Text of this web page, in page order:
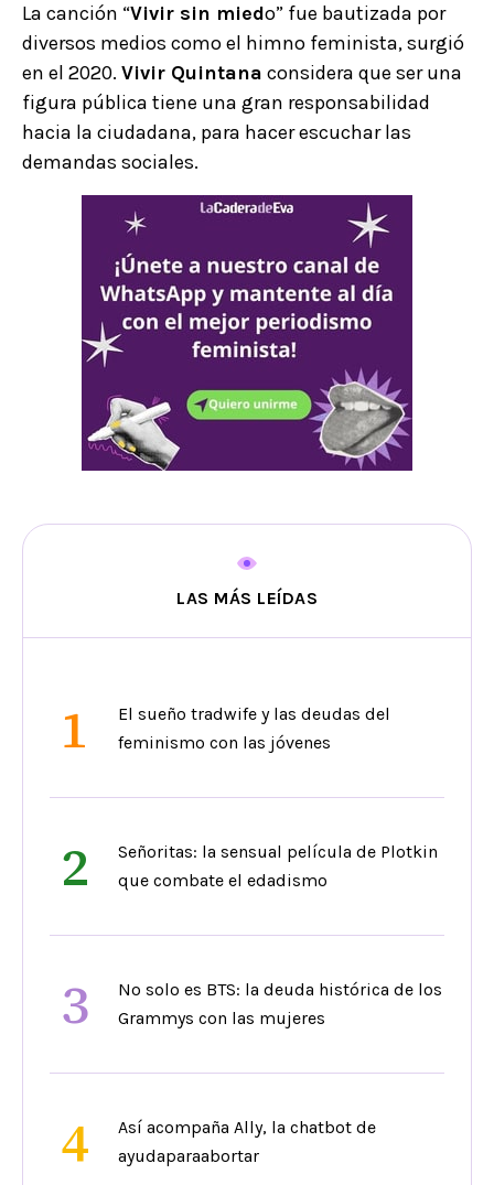
La canción “Vivir sin miedo” fue bautizada por
diversos medios como el himno feminista, surgió
en el 2020. Vivir Quintana considera que ser una
figura pública tiene una gran responsabilidad
hacia la ciudadana, para hacer escuchar las
demandas sociales.
LAS MÁS LEÍDAS
1
El sueño tradwife y las deudas del
feminismo con las jóvenes
2
Señoritas: la sensual película de Plotkin
que combate el edadismo
3
No solo es BTS: la deuda histórica de los
Grammys con las mujeres
4
Así acompaña Ally, la chatbot de
ayudaparaabortar